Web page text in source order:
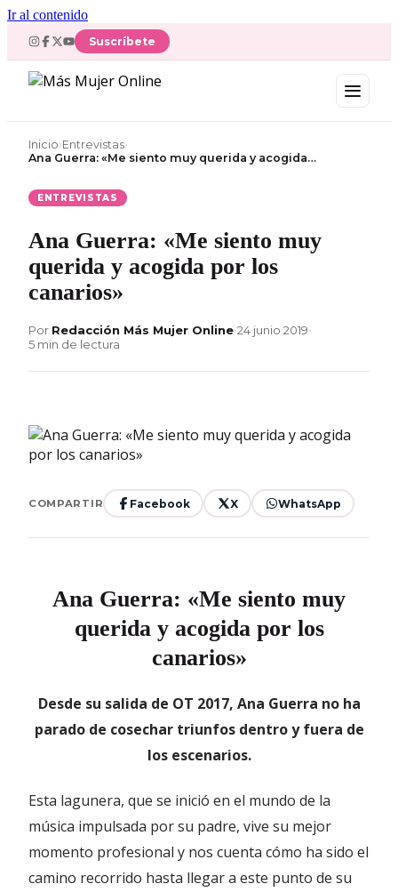
Ir al contenido
Suscríbete
Inicio›Entrevistas›
Ana Guerra: «Me siento muy querida y acogida…
ENTREVISTAS
Ana Guerra: «Me siento muy
querida y acogida por los
canarios»
Por Redacción Más Mujer Online•24 junio 2019•
5 min de lectura
COMPARTIR Facebook X WhatsApp
Ana Guerra: «Me siento muy
querida y acogida por los
canarios»
Desde su salida de OT 2017, Ana Guerra no ha
parado de cosechar triunfos dentro y fuera de
los escenarios.
Esta lagunera, que se inició en el mundo de la
música impulsada por su padre, vive su mejor
momento profesional y nos cuenta cómo ha sido el
camino recorrido hasta llegar a este punto de su